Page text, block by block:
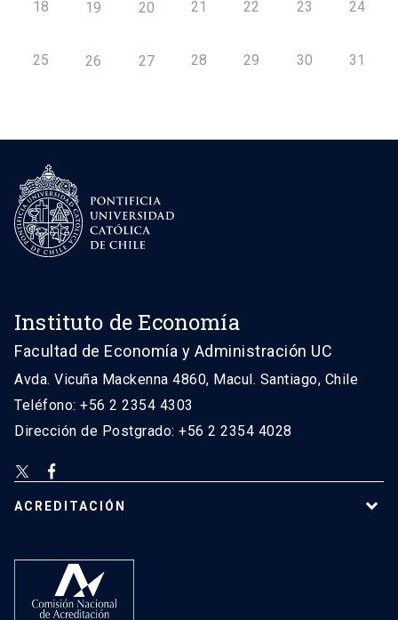
18 19 20 21 22 23 24
25 26 27 28 29 30 31
Instituto de Economía
Facultad de Economía y Administración UC
Avda. Vicuña Mackenna 4860, Macul. Santiago, Chile
Teléfono: +56 2 2354 4303
Dirección de Postgrado: +56 2 2354 4028
ACREDITACIÓN